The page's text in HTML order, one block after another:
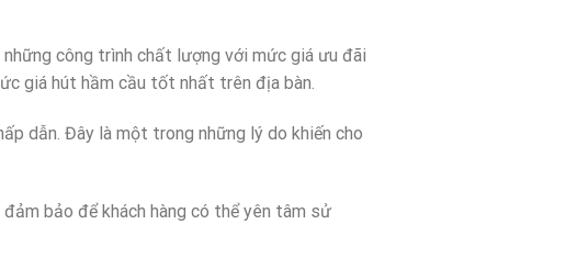
công trình chất lượng với mức giá ưu đãi
giá hút hầm cầu tốt nhất trên địa bàn.
dẫn. Đây là một trong những lý do khiến cho
bảo để khách hàng có thể yên tâm sử